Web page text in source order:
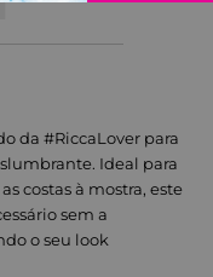
da #RiccaLover para
Ideal para
costas à mostra, este
sem a
o seu look